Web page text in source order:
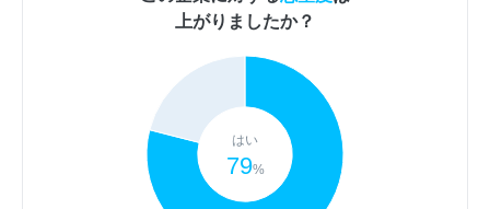
上がりましたか？
はい
79%